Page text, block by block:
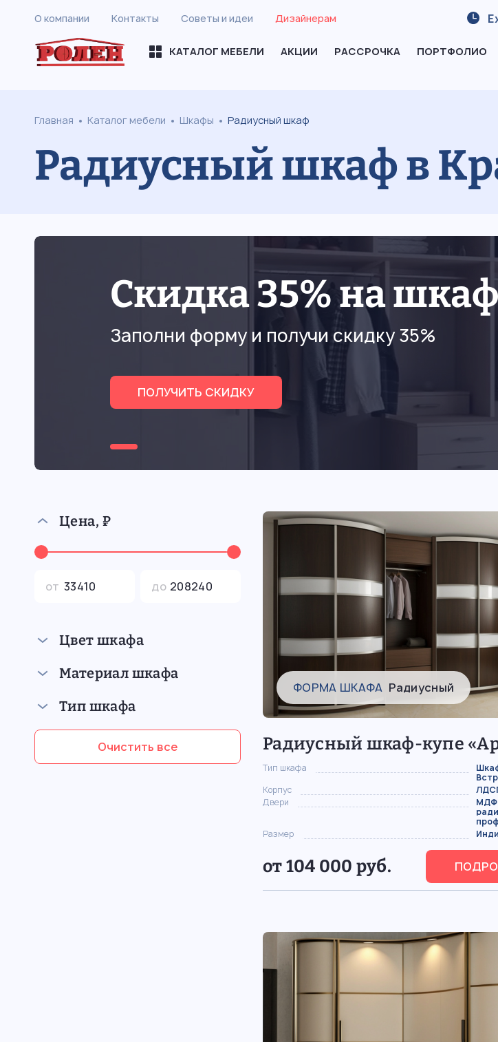
О компании Контакты Советы и идеи Дизайнерам
КАТАЛОГ МЕБЕЛИ АКЦИИ РАССРОЧКА ПОРТФОЛИО
Главная Каталог мебели Шкафы Радиусный шкаф
Радиусный шкаф в
Скидка 35% на
Заполни форму и получи скидку 35%
ПОЛУЧИТЬ СКИДКУ
Цена, ₽
от до
Цвет шкафа
Материал шкафа
Тип шкафа
Очистить все
ФОРМА ШКАФА Радиусный
Радиусный шкаф-купе
Тип шкафа
Корпус
Двери
МДФ
Размер
от 104 000 руб.